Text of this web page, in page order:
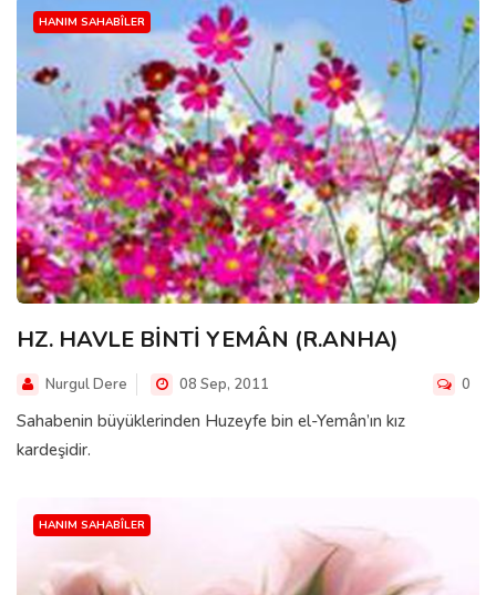
HANIM SAHABÎLER
HZ. HAVLE BİNTİ YEMÂN (R.ANHA)
Nurgul Dere 08 Sep, 2011 0
Sahabenin büyüklerinden Huzeyfe bin el-Yemân’ın kız
kardeşidir.
HANIM SAHABÎLER